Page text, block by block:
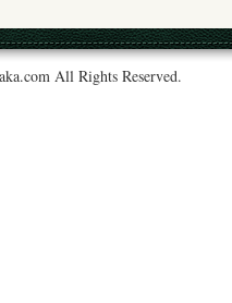
All Rights Reserved.